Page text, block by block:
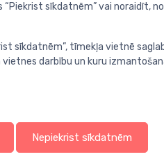
sīkdatnēm” vai noraidīt,
sīkdatnēm”, tīmekļa vietnē
darbību un kuru
Nepiekrist sīkdatnēm